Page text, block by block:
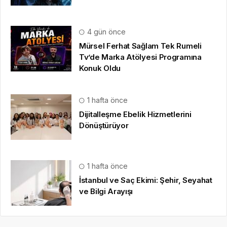
4 gün önce
Mürsel Ferhat Sağlam Tek Rumeli
Tv’de Marka Atölyesi Programına
Konuk Oldu
1 hafta önce
Dijitalleşme Ebelik Hizmetlerini
Dönüştürüyor
1 hafta önce
İstanbul ve Saç Ekimi: Şehir, Seyahat
ve Bilgi Arayışı